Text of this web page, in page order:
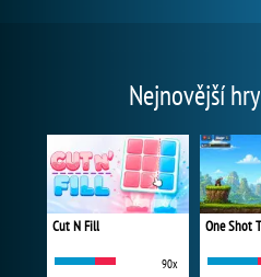
Nejnovější hry
Cut N Fill
90x